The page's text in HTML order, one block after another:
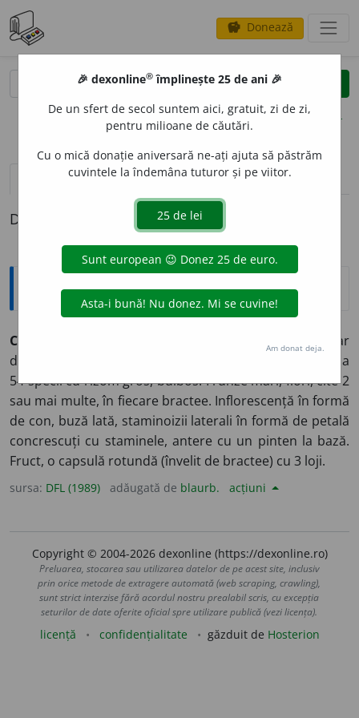
savings Donează
clear
opțiuni
definiții (1)
Definiția cu ID-ul 989175:
Enciclopedice
CURCUMA
Gen originar
din Asia tropicală, India, pînă în Indonezia, Australia, cca
54 specii cu rizom gros, bulbos. Frunze mari, flori, cîte 2
sau mai multe, în fiecare bractee. Inflorescență în formă
de con, buză lată, staminoizii laterali în formă de petală
concrescuți cu staminele, antere cu un pinten la bază.
Fruct, o capsulă rotundă (învelit de bractee) cu 3 loji.
sursa: DFL (1989) adăugată de blaurb. acțiuni
Copyright © 2004-2026 dexonline (https://dexonline.ro)
Preluarea, stocarea sau utilizarea datelor de pe acest site, inclusiv
prin orice metode de extragere automată (web scraping, crawling),
sunt strict interzise fără acordul nostru prealabil scris, cu excepția
seturilor de date oferite oficial spre utilizare publică (vezi licența).
licență confidențialitate găzduit de Hosterion
🎉 dexonline® împlinește 25 de ani 🎉
De un sfert de secol suntem aici, gratuit, zi de zi,
pentru milioane de căutări.
Cu o mică donație aniversară ne-ați ajuta să păstrăm
cuvintele la îndemâna tuturor și pe viitor.
Am donat deja.